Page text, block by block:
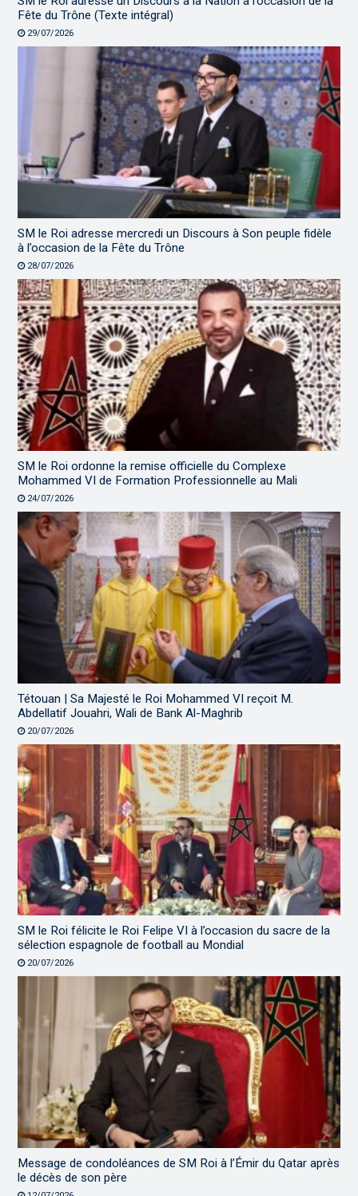
Fête du Trône (Texte intégral)
29/07/2026
SM le Roi adresse mercredi un Discours à Son peuple fidèle
à l’occasion de la Fête du Trône
28/07/2026
SM le Roi ordonne la remise officielle du Complexe
Mohammed VI de Formation Professionnelle au Mali
24/07/2026
Tétouan | Sa Majesté le Roi Mohammed VI reçoit M.
Abdellatif Jouahri, Wali de Bank Al-Maghrib
20/07/2026
SM le Roi félicite le Roi Felipe VI à l’occasion du sacre de la
sélection espagnole de football au Mondial
20/07/2026
Message de condoléances de SM Roi à l’Émir du Qatar après
le décès de son père